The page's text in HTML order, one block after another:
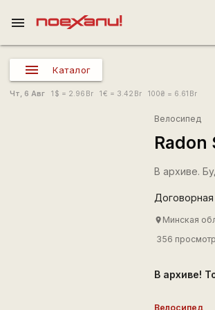
menu
Каталог
Чт, 6 Авг 1 $ = 2.96 Br 1€ = 3.42 Br 100₴ = 6.61 Br
Велосипед
Radon
В архиве.
place Минская
356
В архиве!
Велосипед